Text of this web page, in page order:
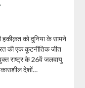
को दुनिया के सामने
की एक कूटनीतिक जीत
राष्ट्र के 26वें जलवायु
देशों…